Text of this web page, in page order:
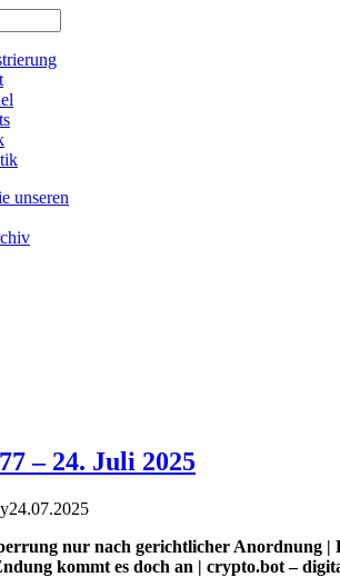
unseren
– 24. Juli 2025
24.07.2025
nur nach gerichtlicher Anordnung
kommt es doch an | crypto.bot –